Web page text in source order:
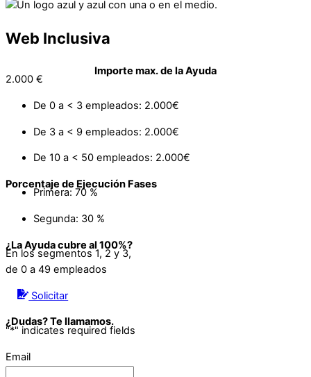
Web Inclusiva
Importe max. de la Ayuda
2.000 €
De 0 a < 3 empleados: 2.000€
De 3 a < 9 empleados: 2.000€
De 10 a < 50 empleados: 2.000€
Porcentaje de Ejecución Fases
Primera: 70 %
Segunda: 30 %
¿La Ayuda cubre al 100%?
En los segmentos 1, 2 y 3,
de 0 a 49 empleados
Solicitar
¿Dudas? Te llamamos.
"*" indicates required fields
Email